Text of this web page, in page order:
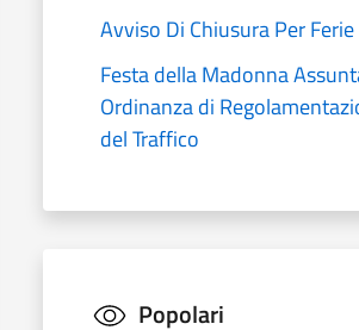
Avviso Di Chiusura Per Ferie
Festa della Madonna
Ordinanza di
del Traffico
Popolari